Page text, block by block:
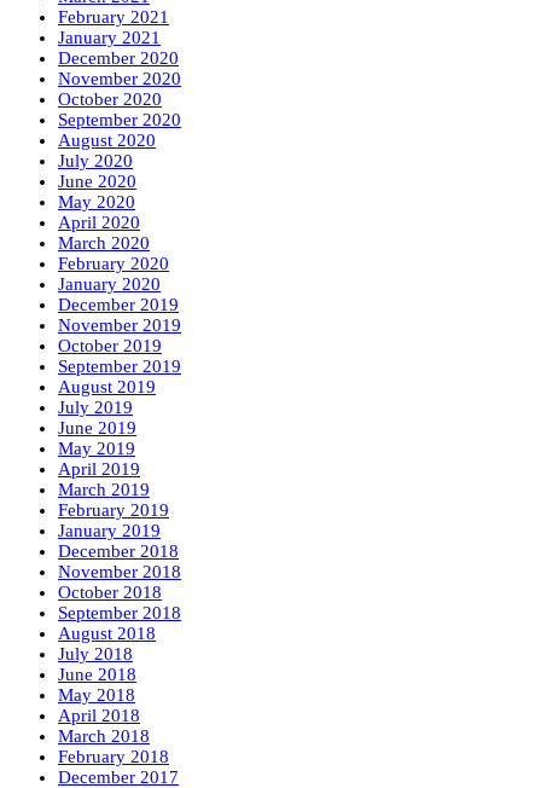
February 2021
January 2021
December 2020
November 2020
October 2020
September 2020
August 2020
July 2020
June 2020
May 2020
April 2020
March 2020
February 2020
January 2020
December 2019
November 2019
October 2019
September 2019
August 2019
July 2019
June 2019
May 2019
April 2019
March 2019
February 2019
January 2019
December 2018
November 2018
October 2018
September 2018
August 2018
July 2018
June 2018
May 2018
April 2018
March 2018
February 2018
December 2017